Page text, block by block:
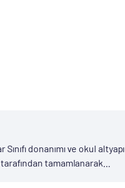
donanımı ve okul altyapı
tarafından tamamlanarak